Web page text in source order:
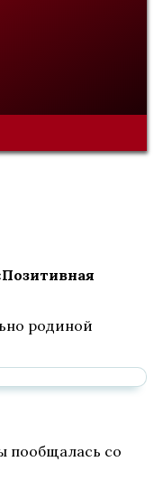
родиной
пообщалась со